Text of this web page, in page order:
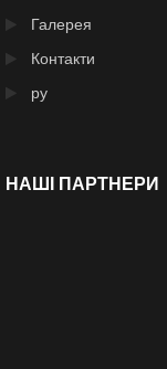
Галерея
Контакти
ру
НАШІ ПАРТНЕРИ